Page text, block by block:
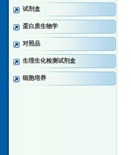
试剂盒
蛋白质生物学
对照品
生理生化检测试剂盒
细胞培养